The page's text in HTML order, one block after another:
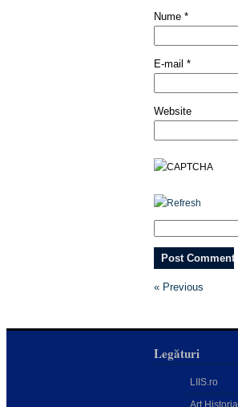
Nume *
E-mail *
Website
« Previous
Legături
LIIS.ro